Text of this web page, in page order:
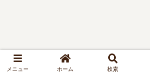
メニュー ホーム 検索